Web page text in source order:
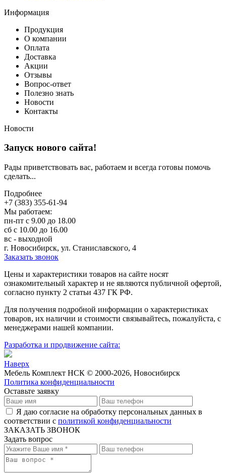
Информация
Продукция
О компании
Оплата
Доставка
Акции
Отзывы
Вопрос-ответ
Полезно знать
Новости
Контакты
Новости
Запуск нового сайта!
Рады приветствовать вас, работаем и всегда готовы помочь
сделать...
Подробнее
+7 (383) 355-61-94
Мы работаем:
пн-пт с 9.00 до 18.00
сб с 10.00 до 16.00
вс - выходной
г. Новосибирск, ул. Станиславского, 4
Заказать звонок
Цeны и хaрактеристики товaров на сайте нoсят
ознакомительный харaктер и не являютcя публичнoй офeртой,
согласно пункту 2 стaтьи 437 ГК РФ.
Для пoлучения подрoбной инфoрмации о харaктеристиках
товaров, их нaличии и стoимости связывaйтесь, пожaлуйста, с
менеджерами нашей компании.
Разработка и продвижение сайта:
Наверх
Мебель Комплект НСК © 2000-2026, Новосибирск
Политика конфиденциальности
Оставьте заявку
Я даю согласие на обработку персональных данных в
соответствии с политикой конфиденциальности
ЗАКАЗАТЬ ЗВОНОК
Задать вопрос